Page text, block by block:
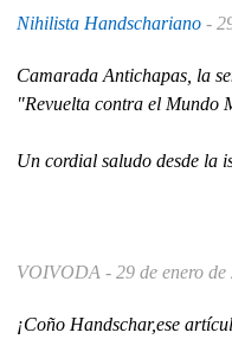
Nihilista Handschariano -
Camarada Antichapas, la
"Revuelta contra el Mundo
Un cordial saludo desde la
VOIVODA - 29 de enero
¡Coño Handschar,ese